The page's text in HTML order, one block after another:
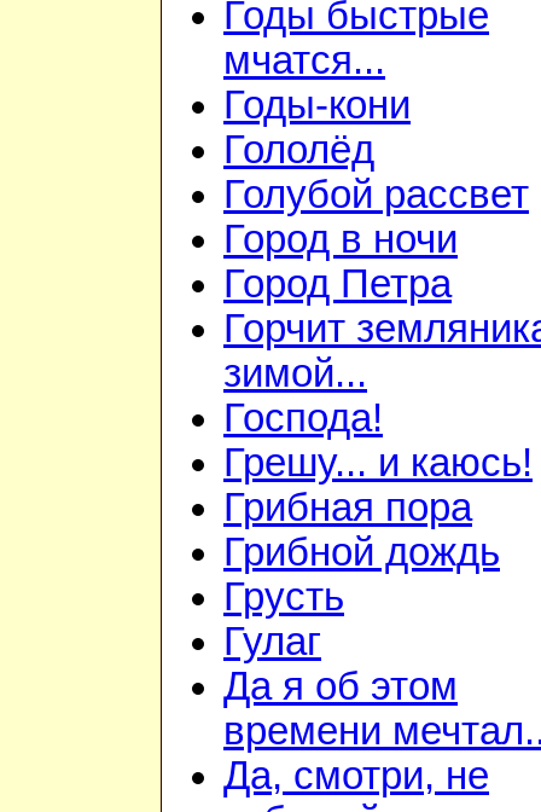
Годы быстрые
мчатся...
Годы-кони
Гололёд
Голубой рассвет
Город в ночи
Город Петра
Горчит
зимой...
Господа!
Грешу... и каюсь!
Грибная пора
Грибной дождь
Грусть
Гулаг
Да я об этом
времени
Да, смотри, не